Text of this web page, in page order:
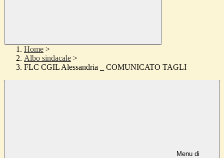
Home >
Albo sindacale >
FLC CGIL Alessandria _ COMUNICATO TAGLI
Menu di